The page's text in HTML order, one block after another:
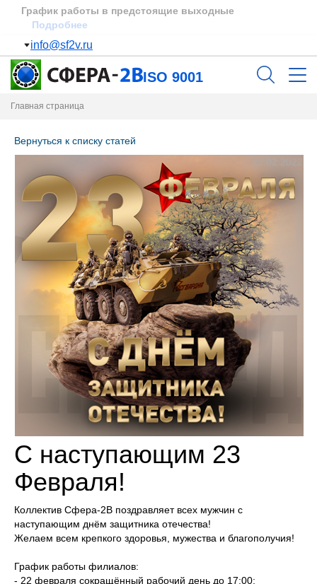
Пополнение склада Подробнее
info@sf2v.ru
Главная страница
С наступающим 23
Февраля!
Коллектив Сфера-2В поздравляет всех мужчин с
наступающим днём защитника отечества!
Желаем всем крепкого здоровья, мужества и благополучия!
- 22 февраля сокращённый рабочий день до 17:00;
- 23 февраля филиалы не работают.